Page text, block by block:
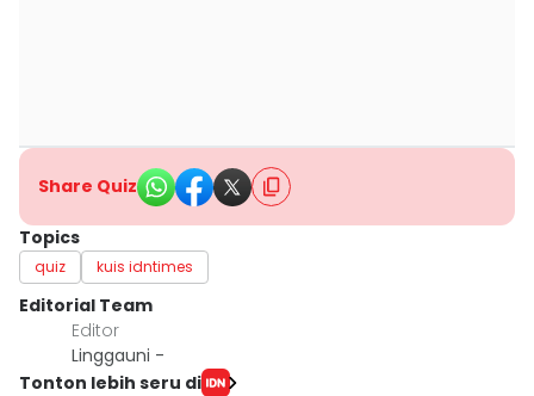
Share Quiz
Topics
quiz kuis idntimes
Editorial Team
Editor
Linggauni -
Tonton lebih seru di